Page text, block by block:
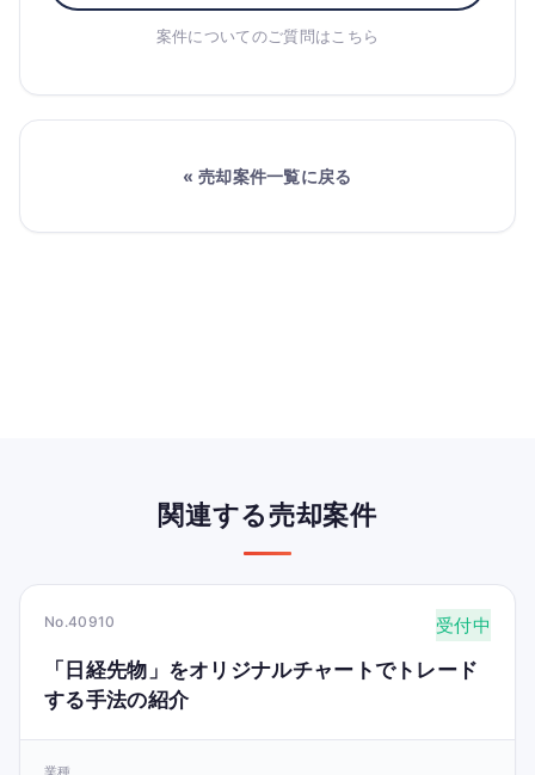
案件についてのご質問はこちら
« 売却案件一覧に戻る
関連する売却案件
No.40910 受付中
「日経先物」をオリジナルチャートでトレード
する手法の紹介
業種